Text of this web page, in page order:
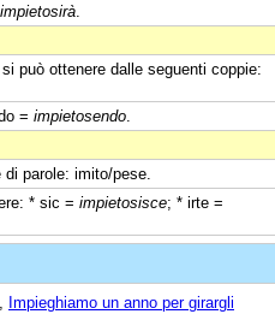
impietosirà
può ottenere dalle seguenti coppie:
= impietosendo
parole: imito/pese.
* sic = impietosisce; * irte =
Impieghiamo un anno per girargli